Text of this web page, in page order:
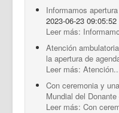
Informamos
2023-06-23 09:05:52
Leer más:
Atención
la apertura de
Leer más: Atención...
Con ceremonia y
Mundial del
Leer más: Con